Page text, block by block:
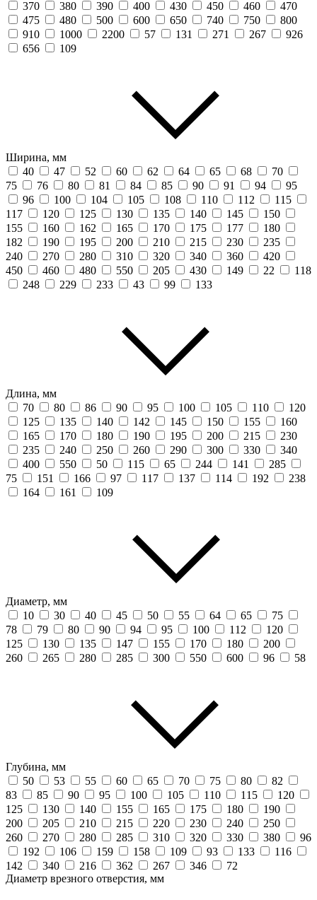
370 380 390 400 430 450 460
470
475
480 500 600 650 740 750
800
910
1000 2200 57 131 271 267
926
656
109
Ширина, мм
40
47 52 60 62 64 65 68
70
75
76 80 81 84 85 90 91 94
95
96
100 104 105 108 110 112
115
117
120 125 130 135 140 145
150
155
160 162 165 170 175 177
180
182
190 195 200 210 215 230
235
240
270 280 310 320 340 360
420
450
460 480 550 205 430 149 22
118
248
229 233 43 99 133
Длина, мм
70
80 86 90 95 100 105 110
120
125
135 140 142 145 150 155
160
165
170 180 190 195 200 215
230
235
240 250 260 290 300 330
340
400
550 50 115 65 244 141
285
75
151 166 97 117 137 114 192
238
164
161 109
Диаметр, мм
10
30 40 45 50 55 64 65
75
78
79 80 90 94 95 100 112
120
125
130 135 147 155 170 180
200
260
265 280 285 300 550 600 96 58
Глубина, мм
50
53 55 60 65 70 75 80
82
83
85 90 95 100 105 110 115
120
125
130 140 155 165 175 180
190
200
205 210 215 220 230 240
250
260
270 280 285 310 320 330 380
96
192
106 159 158 109 93 133
116
142
340 216 362 267 346
72
Диаметр врезного отверстия, мм